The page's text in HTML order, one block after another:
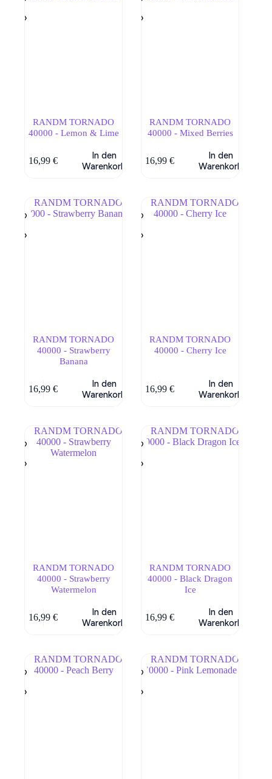
RANDM TORNADO
40000 - Lemon & Lime
16,99€
In den
Warenkorb
RANDM TORNADO
40000 - Mixed Berries
16,99€
In den
Warenkorb
RANDM TORNADO
40000 - Strawberry
Banana
16,99€
In den
Warenkorb
RANDM TORNADO
40000 - Cherry Ice
16,99€
In den
Warenkorb
RANDM TORNADO
40000 - Strawberry
Watermelon
16,99€
In den
Warenkorb
RANDM TORNADO
40000 - Black Dragon
Ice
16,99€
In den
Warenkorb